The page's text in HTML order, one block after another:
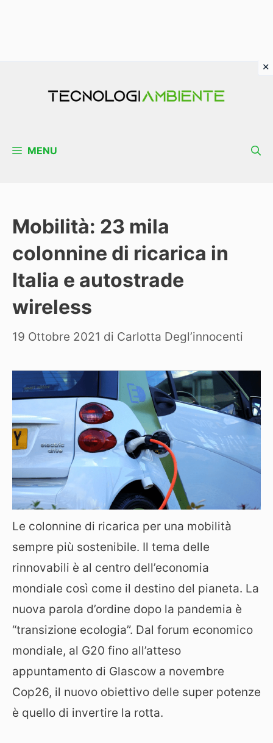
MENU
Mobilità: 23 mila
colonnine di ricarica in
Italia e autostrade
wireless
19 Ottobre 2021 di Carlotta Degl’innocenti
Le colonnine di ricarica per una mobilità
sempre più sostenibile. Il tema delle
rinnovabili è al centro dell’economia
mondiale così come il destino del pianeta. La
nuova parola d’ordine dopo la pandemia è
“transizione ecologia”. Dal forum economico
mondiale, al G20 fino all’atteso
appuntamento di Glascow a novembre
Cop26, il nuovo obiettivo delle super potenze
è quello di invertire la rotta.